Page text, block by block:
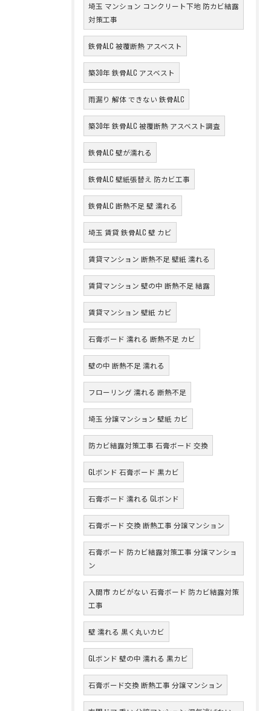
埼玉 マンション コンクリート下地 防カビ結露
対策工事
鉄骨ALC 被覆断熱 アスベスト
築30年 鉄骨ALC アスベスト
雨漏り 解体 できない 鉄骨ALC
築30年 鉄骨ALC 被覆断熱 アスベスト調査
鉄骨ALC 壁が濡れる
鉄骨ALC 壁紙張替え 防カビ工事
鉄骨ALC 断熱不足 壁 濡れる
埼玉 賃貸 鉄骨ALC 壁 カビ
賃貸マンション 断熱不足 壁紙 濡れる
賃貸マンション 壁の中 断熱不足 結露
賃貸マンション 壁紙 カビ
石膏ボード 濡れる 断熱不足 カビ
壁の中 断熱不足 濡れる
フローリング 濡れる 断熱不足
埼玉 分譲マンション 壁紙 カビ
防カビ結露対策工事 石膏ボード 交換
GLボンド 石膏ボード 黒カビ
石膏ボード 濡れる GLボンド
石膏ボード 交換 断熱工事 分譲マンション
石膏ボード 防カビ結露対策工事 分譲マンショ
ン
入間市 カビがない 石膏ボード 防カビ結露対策
工事
壁 濡れる 黒く丸いカビ
GLボンド 壁の中 濡れる 黒カビ
石膏ボード交換 断熱工事 分譲マンション